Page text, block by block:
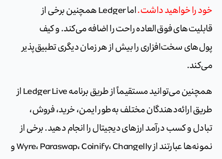
خود را خواهید داشت. اما Ledger همچنین برخی از
قابلیت‌های فوق‌العاده راحت را اضافه می‌کند. و کیف
پول‌های سخت‌افزاری را بیش از هر زمان دیگری تطبیق‌پذیر
می‌کند.
همچنین می‌توانید مستقیماً از طریق برنامه Ledger Live از
طریق ارائه‌دهندگان مختلف به‌طور ایمن، خرید، فروش،
تبادل و کسب درآمد ارزهای دیجیتال را انجام دهید. برخی از
نمونه‌ها عبارتند از Wyre، Paraswap، Coinify، Changelly و